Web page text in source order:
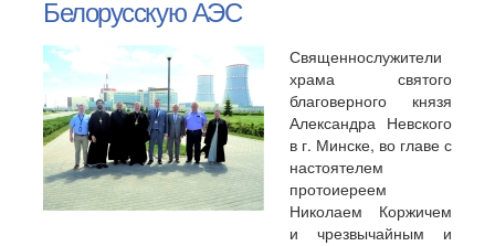
Белорусскую АЭС
Священнослужители
храма святого
благоверного князя
Александра Невского
в г. Минске, во главе с
настоятелем
протоиереем
Николаем Коржичем
и чрезвычайным и